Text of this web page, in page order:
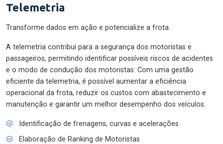
Telemetria
Transforme dados em ação e potencialize a frota.
A telemetria contribui para a segurança dos motoristas e
passageiros, permitindo identificar possíveis riscos de acidentes
e o modo de condução dos motoristas. Com uma gestão
eficiente da telemetria, é possível aumentar a eficiência
operacional da frota, reduzir os custos com abastecimento e
manutenção e garantir um melhor desempenho dos veículos.
Identificação de frenagens, curvas e acelerações
Elaboração de Ranking de Motoristas